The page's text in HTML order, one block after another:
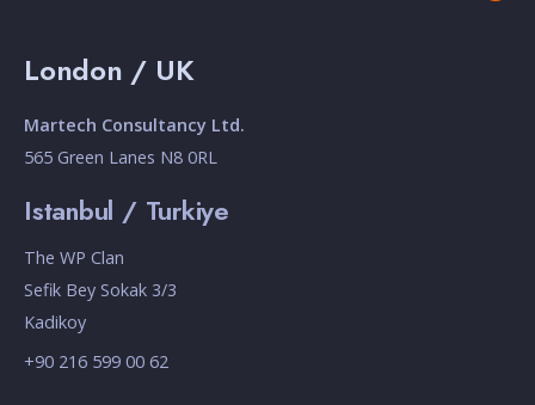
London / UK
Martech Consultancy Ltd.
565 Green Lanes N8 0RL
Istanbul / Turkiye
The WP Clan
Sefik Bey Sokak 3/3
Kadikoy
+90 216 599 00 62